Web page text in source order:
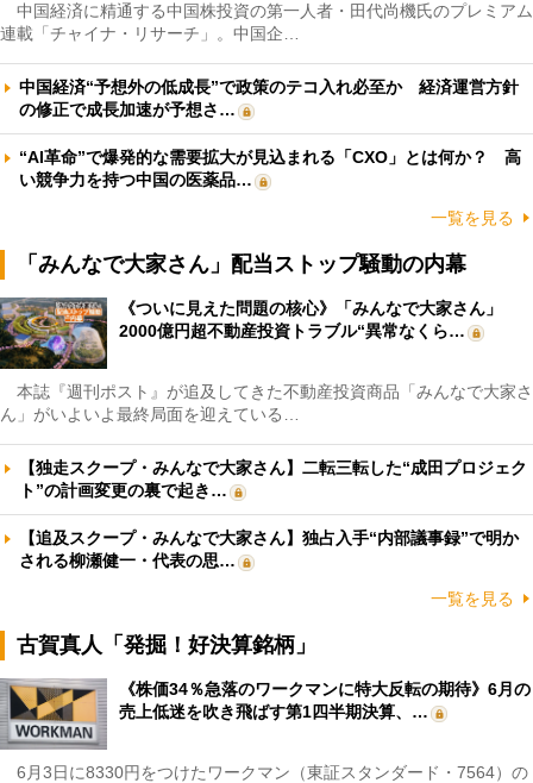
中国経済に精通する中国株投資の第一人者・田代尚機氏のプレミアム
連載「チャイナ・リサーチ」。中国企…
中国経済“予想外の低成長”で政策のテコ入れ必至か 経済運営方針
の修正で成長加速が予想さ…
“AI革命”で爆発的な需要拡大が見込まれる「CXO」とは何か？ 高
い競争力を持つ中国の医薬品…
一覧を見る
「みんなで大家さん」配当ストップ騒動の内幕
《ついに見えた問題の核心》「みんなで大家さん」
2000億円超不動産投資トラブル“異常なくら…
本誌『週刊ポスト』が追及してきた不動産投資商品「みんなで大家さ
ん」がいよいよ最終局面を迎えている…
【独走スクープ・みんなで大家さん】二転三転した“成田プロジェク
ト”の計画変更の裏で起き…
【追及スクープ・みんなで大家さん】独占入手“内部議事録”で明か
される柳瀬健一・代表の思…
一覧を見る
古賀真人「発掘！好決算銘柄」
《株価34％急落のワークマンに特大反転の期待》6月の
売上低迷を吹き飛ばす第1四半期決算、…
6月3日に8330円をつけたワークマン（東証スタンダード・7564）の